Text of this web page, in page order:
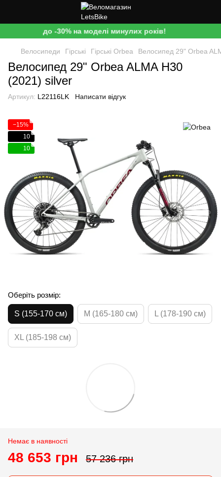
до -30% на моделі минулих років!
Велосипеди Гірські Гірські Orbea Велосипед 29" Orbea
Велосипед 29" Orbea ALMA H30
(2021) silver
Артикул: L22116LK Написати відгук
−15%
10
10
Оберіть розмір:
S (155-170 см) M (165-180 см) L (178-190 см)
XL (185-198 см)
Немає в наявності
48 653 грн 57 236 грн